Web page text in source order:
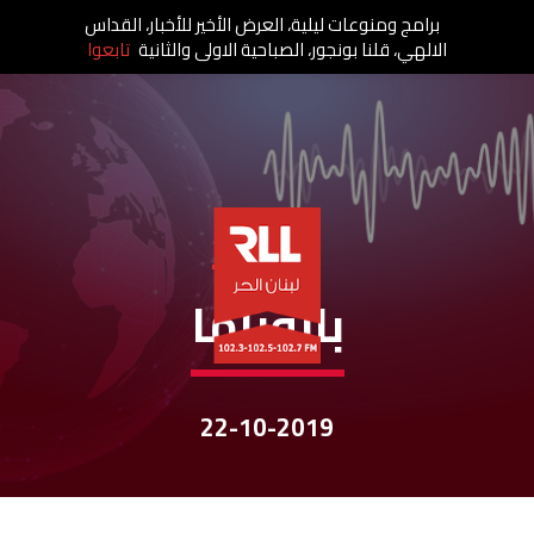
نشرات الأخبار
بانوراما
22-10-2019
برامج ومنوعات ليلية، العرض الأخير للأخبار، القداس
الالهي، قلنا بونجور، الصباحية الاولى والثانية تابعوا